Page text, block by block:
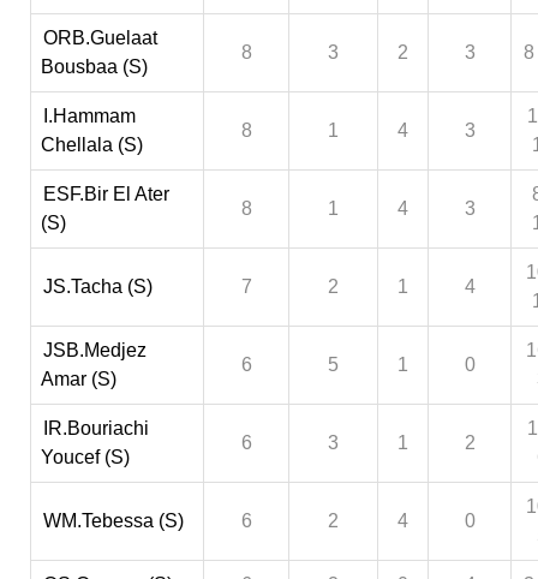
ORB.Guelaat
Bousbaa (S)
8 3 2 3 8
I.Hammam
Chellala (S)
8 1 4 3
ESF.Bir El Ater
(S)
8 1 4 3
JS.Tacha (S) 7 2 1 4
JSB.Medjez
Amar (S)
6 5 1 0
IR.Bouriachi
Youcef (S)
6 3 1 2
WM.Tebessa (S) 6 2 4 0